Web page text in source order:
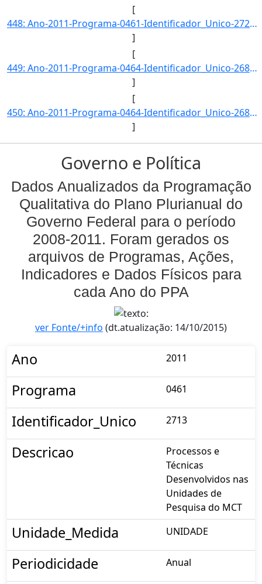
[
448: Ano-2011-Programa-0461-Identificador_Unico-2724-Descricao-Numero_de_Instituicoes_Usuarias_da_Rede_Na]
]
[
449: Ano-2011-Programa-0464-Identificador_Unico-2683-Descricao-Indice_de_Participacao_do_Setor_Empresaria]
]
[
450: Ano-2011-Programa-0464-Identificador_Unico-2684-Descricao-Grau_de_Dominio_Tecnologico_Nacional_na_Ar]
]
Governo e Política
Dados Anualizados da Programação
Qualitativa do Plano Plurianual do
Governo Federal para o período
2008-2011. Foram gerados os
arquivos de Programas, Ações,
Indicadores e Dados Físicos para
cada Ano do PPA
ver Fonte/+info (dt.atualização: 14/10/2015)
Ano 2011
Programa 0461
Identificador_Unico 2713
Descricao
Processos e
Técnicas
Desenvolvidos nas
Unidades de
Pesquisa do MCT
Unidade_Medida UNIDADE
Periodicidade Anual